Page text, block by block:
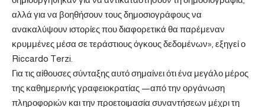
αλλά για να βοηθήσουν τους δημοσιογράφους να
ανακαλύψουν ιστορίες που διαφορετικά θα παρέμεναν
κρυμμένες μέσα σε τεράστιους όγκους δεδομένων», εξηγεί ο
Riccardo Terzi.
Για τις αίθουσες σύνταξης αυτό σημαίνει ότι ένα μεγάλο μέρος
της καθημερινής γραφειοκρατίας —από την οργάνωση
πληροφοριών και την προετοιμασία συναντήσεων μέχρι τη